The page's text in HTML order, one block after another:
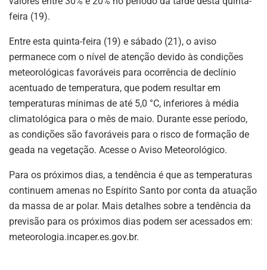
feira (19).
Entre esta quinta-feira (19) e sábado (21), o aviso
permanece com o nível de atenção devido às condições
meteorológicas favoráveis para ocorrência de declínio
acentuado de temperatura, que podem resultar em
temperaturas mínimas de até 5,0 °C, inferiores à média
climatológica para o mês de maio. Durante esse período,
as condições são favoráveis para o risco de formação de
geada na vegetação. Acesse o Aviso Meteorológico.
Para os próximos dias, a tendência é que as temperaturas
continuem amenas no Espírito Santo por conta da atuação
da massa de ar polar. Mais detalhes sobre a tendência da
previsão para os próximos dias podem ser acessados em:
meteorologia.incaper.es.gov.br.